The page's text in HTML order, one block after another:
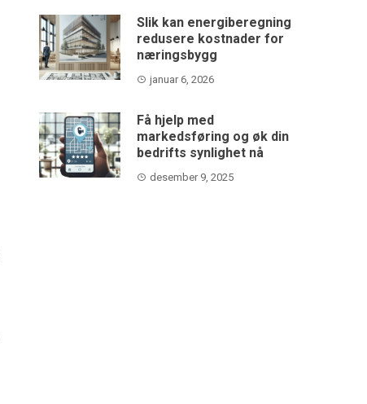
Slik kan energiberegning
redusere kostnader for
næringsbygg
januar 6, 2026
Få hjelp med
markedsføring og øk din
bedrifts synlighet nå
desember 9, 2025